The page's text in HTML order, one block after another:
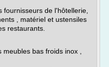
fournisseurs de l'hôtellerie,
, matériel et ustensiles
restaurants.
bas froids inox ,